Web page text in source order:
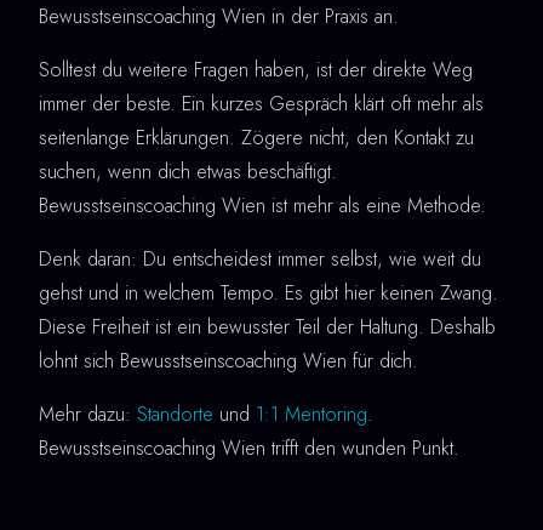
Bewusstseinscoaching Wien in der Praxis an.
Solltest du weitere Fragen haben, ist der direkte Weg
immer der beste. Ein kurzes Gespräch klärt oft mehr als
seitenlange Erklärungen. Zögere nicht, den Kontakt zu
suchen, wenn dich etwas beschäftigt.
Bewusstseinscoaching Wien ist mehr als eine Methode.
Denk daran: Du entscheidest immer selbst, wie weit du
gehst und in welchem Tempo. Es gibt hier keinen Zwang.
Diese Freiheit ist ein bewusster Teil der Haltung. Deshalb
lohnt sich Bewusstseinscoaching Wien für dich.
Mehr dazu: Standorte und 1:1 Mentoring.
Bewusstseinscoaching Wien trifft den wunden Punkt.